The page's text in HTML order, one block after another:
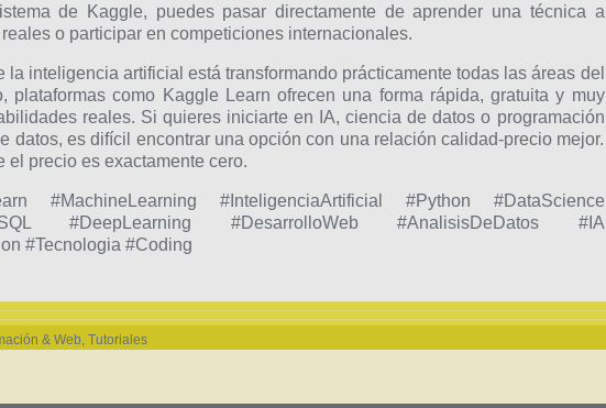
de Kaggle, puedes pasar directamente de aprender una técnica a
o participar en competiciones internacionales.
la inteligencia artificial está transformando prácticamente todas las áreas del
plataformas como Kaggle Learn ofrecen una forma rápida, gratuita y muy
reales. Si quieres iniciarte en IA, ciencia de datos o programación
datos, es difícil encontrar una opción con una relación calidad-precio mejor.
el precio es exactamente cero.
#MachineLearning #InteligenciaArtificial #Python #DataScience
#DeepLearning #DesarrolloWeb #AnalisisDeDatos #IA
#Tecnologia #Coding
& Web, Tutoriales